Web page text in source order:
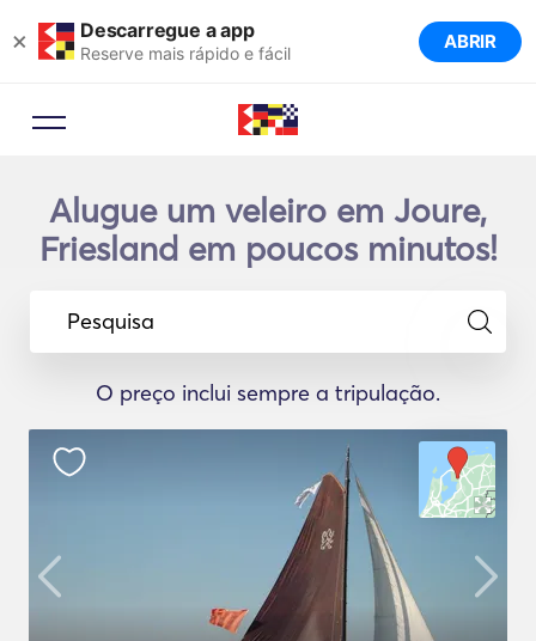
× Descarregue a app
Reserve mais rápido e fácil ABRIR
Alugue um veleiro em Joure,
Friesland em poucos minutos!
Pesquisa
O preço inclui sempre a tripulação.